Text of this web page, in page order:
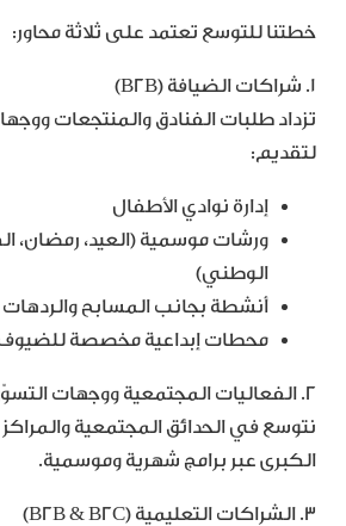
خطتنا للتوسع تعتمد على ثلاثة محاور:
1. شراكات الضيافة (B2B)
تزداد طلبات الفنادق والمنتجعات
لتقديم:
إدارة نوادي الأطفال
ورشات موسمية (العيد، رمضان،
الوطني)
أنشطة بجانب المسابح والردهات
محطات إبداعية مخصصة
2. الفعاليات المجتمعية ووجهات التسوّق
نتوسع في الحدائق المجتمعية والمراكز
الكبرى عبر برامج شهرية وموسمية.
3. الشراكات التعليمية (B2B & B2C)